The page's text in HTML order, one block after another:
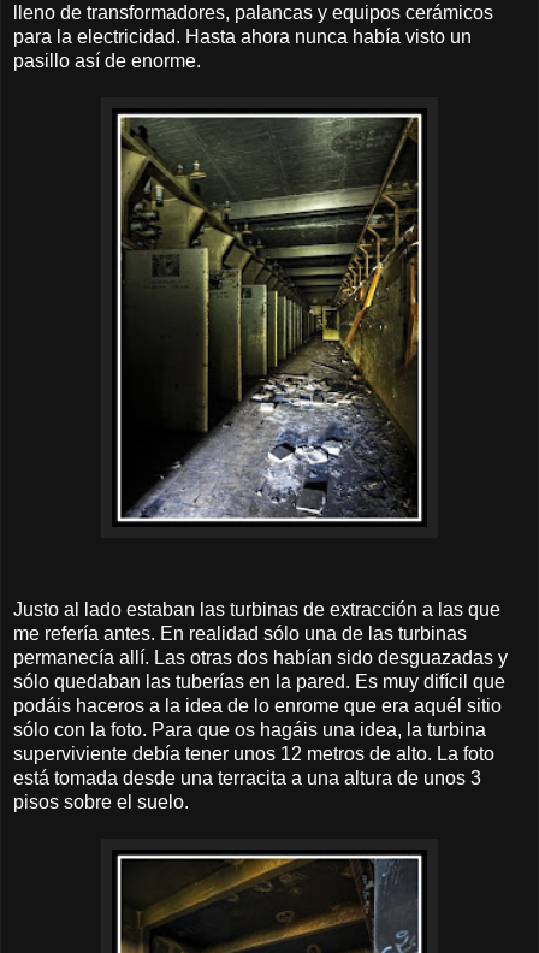
lleno de transformadores, palancas y equipos cerámicos
para la electricidad. Hasta ahora nunca había visto un
pasillo así de enorme.
Justo al lado estaban las turbinas de extracción a las que
me refería antes. En realidad sólo una de las turbinas
permanecía allí. Las otras dos habían sido desguazadas y
sólo quedaban las tuberías en la pared. Es muy difícil que
podáis haceros a la idea de lo enrome que era aquél sitio
sólo con la foto. Para que os hagáis una idea, la turbina
superviviente debía tener unos 12 metros de alto. La foto
está tomada desde una terracita a una altura de unos 3
pisos sobre el suelo.